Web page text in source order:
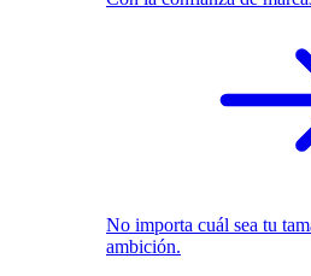
No importa cuál sea tu
ambición.